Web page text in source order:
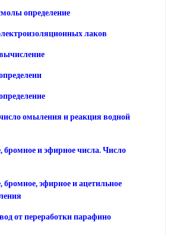
определение
лаков
омыления и реакция водной
бромное и эфирное числа. Число
бромное, эфирное и ацетильное
от переработки парафино